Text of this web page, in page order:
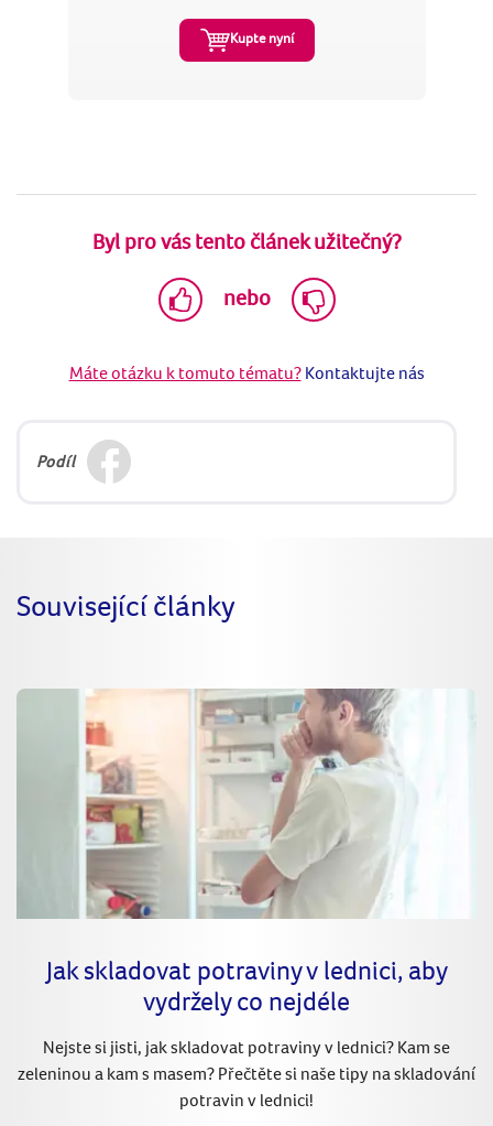
Kupte nyní
Byl pro vás tento článek užitečný?
nebo
Máte otázku k tomuto tématu?Kontaktujte nás
Podíl
Související články
Jak skladovat potraviny v lednici, aby
vydržely co nejdéle
Nejste si jisti, jak skladovat potraviny v lednici? Kam se
zeleninou a kam s masem? Přečtěte si naše tipy na skladování
potravin v lednici!